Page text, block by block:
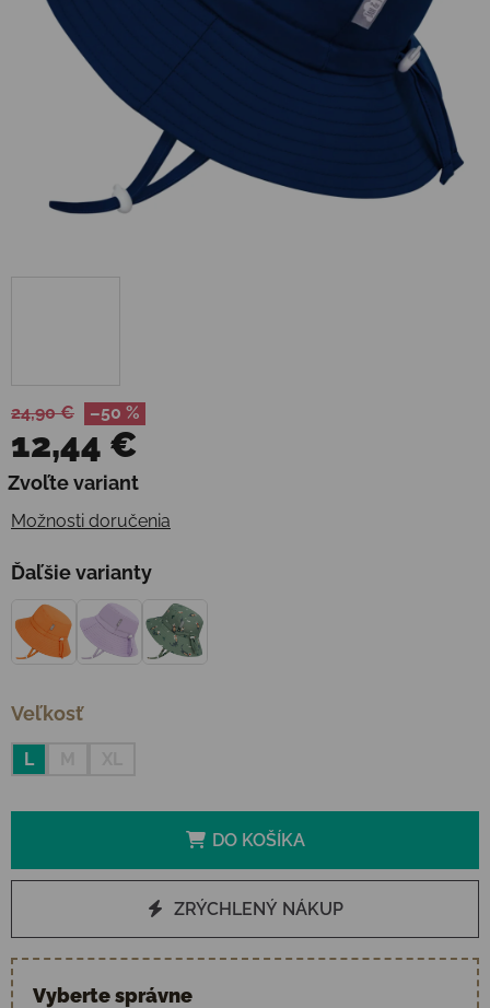
24,90 € –50 %
12,44 €
Jednotková cena:
Zvoľte variant
Možnosti doručenia
Ďaľšie varianty
Veľkosť
L
DO KOŠÍKA
ZRÝCHLENÝ NÁKUP
Vyberte správne